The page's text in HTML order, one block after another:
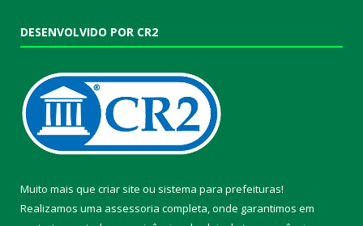
DESENVOLVIDO POR CR2
Muito mais que criar site ou sistema para prefeituras!
Realizamos uma assessoria completa, onde garantimos em